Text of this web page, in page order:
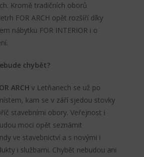
Kromě tradičních oborů
FOR ARCH opět rozšíří díky
nábytku FOR INTERIOR i o
chybět?
ARCH v Letňanech se už po
kam se v září sjedou stovky
stavebními obory. Veřejnost i
moci opět seznámit
ve stavebnictví a s novými i
i službami. Chybět nebudou ani